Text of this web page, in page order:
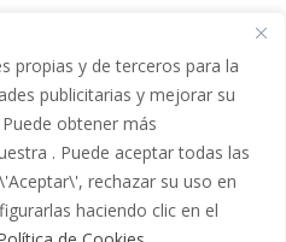
propias y de terceros para la
publicitarias y mejorar su
obtener más
. Puede aceptar todas las
rechazar su uso en
haciendo clic en el